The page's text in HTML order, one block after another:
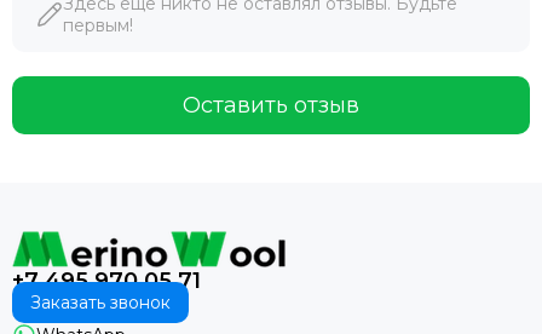
Salvador Dali
Sergio Dallini
Koziol
Typhoon
Black+blum
первым!
Оставить отзыв
+7 495 970 05 71
Заказать звонок